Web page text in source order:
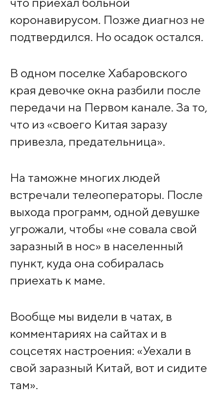
коронавирусом. Позже диагноз не
подтвердился. Но осадок остался.
В одном поселке Хабаровского
края девочке окна разбили после
передачи на Первом канале. За то,
что из «своего Китая заразу
привезла, предательница».
На таможне многих людей
встречали телеоператоры. После
выхода программ, одной девушке
угрожали, чтобы «не совала свой
заразный в нос» в населенный
пункт, куда она собиралась
приехать к маме.
Вообще мы видели в чатах, в
комментариях на сайтах и в
соцсетях настроения: «Уехали в
свой заразный Китай, вот и сидите
там».